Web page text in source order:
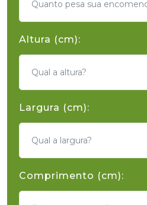
Altura (cm):
Largura (cm):
Comprimento (cm):